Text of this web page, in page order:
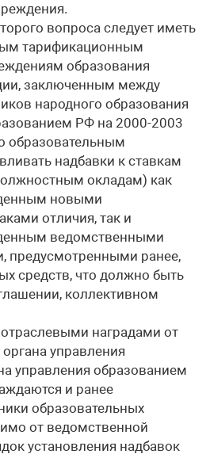
вопроса следует иметь
тарификационным
образования
заключенным между
народного образования
РФ на 2000-2003
образовательным
надбавки к ставкам
окладам) как
новыми
отличия, так и
ведомственными
предусмотренными ранее,
средств, что должно быть
коллективном
наградами от
управления
управления образованием
и ранее
образовательных
от ведомственной
установления надбавок